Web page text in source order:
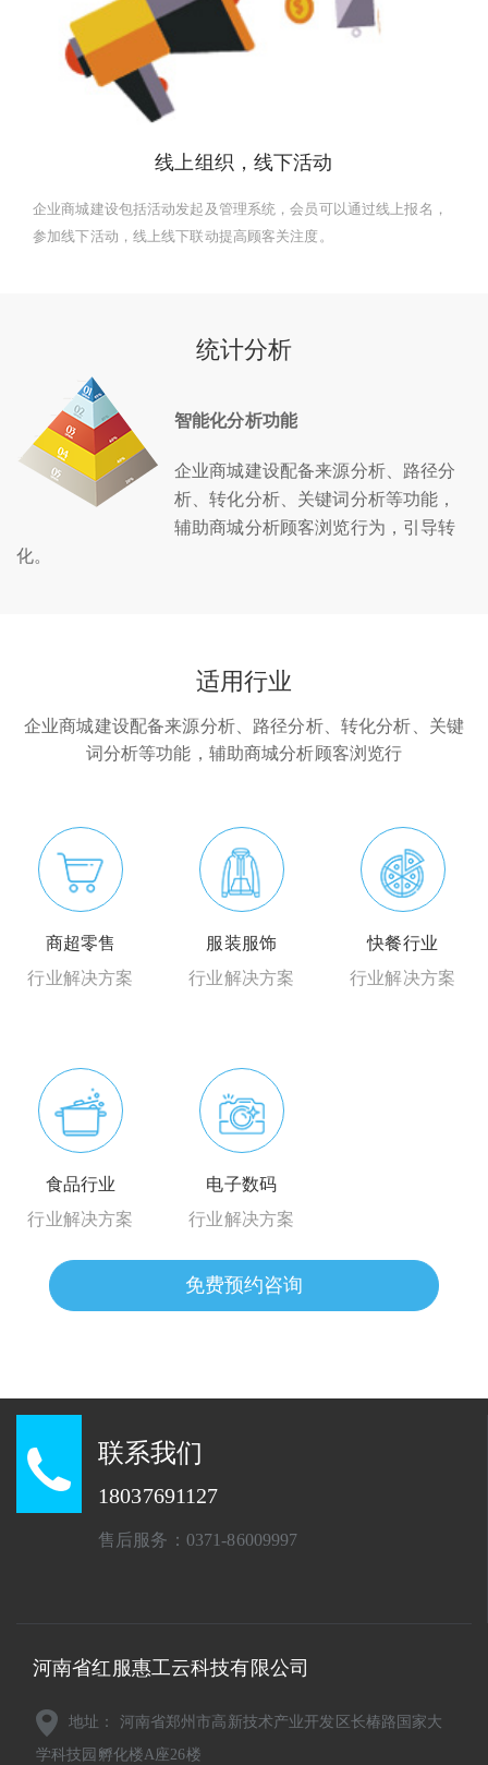
线上组织，线下活动
企业商城建设包括活动发起及管理系统，会员可以通过线上报名，
参加线下活动，线上线下联动提高顾客关注度。
统计分析
智能化分析功能
企业商城建设配备来源分析、路径分
析、转化分析、关键词分析等功能，
辅助商城分析顾客浏览行为，引导转
化。
适用行业
企业商城建设配备来源分析、路径分析、转化分析、关键
词分析等功能，辅助商城分析顾客浏览行
商超零售
行业解决方案
服装服饰
行业解决方案
快餐行业
行业解决方案
食品行业
行业解决方案
电子数码
行业解决方案
免费预约咨询
联系我们
18037691127
售后服务：0371-86009997
河南省红服惠工云科技有限公司
地址： 河南省郑州市高新技术产业开发区长椿路国家大
学科技园孵化楼A座26楼